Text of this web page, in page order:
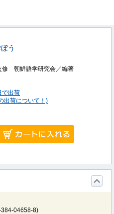
う
修 朝鮮語学研究会／編著
で出荷
出荷について！)
384-04658-8)